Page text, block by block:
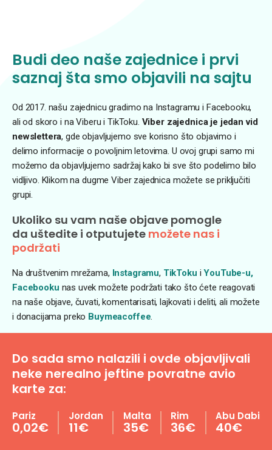
Budi deo naše zajednice i prvi
saznaj šta smo objavili na sajtu
Od 2017. našu zajednicu gradimo na Instagramu i Facebooku,
ali od skoro i na Viberu i TikToku. Viber zajednica je jedan vid
newslettera, gde objavljujemo sve korisno što objavimo i
delimo informacije o povoljnim letovima. U ovoj grupi samo mi
možemo da objavljujemo sadržaj kako bi sve što podelimo bilo
vidljivo. Klikom na dugme Viber zajednica možete se priključiti
grupi.
Ukoliko su vam naše objave pomogle
da uštedite i otputujete možete nas i
podržati
Na društvenim mrežama, Instagramu, TikToku iYouTube-u,
Facebooku nas uvek možete podržati tako što ćete reagovati
na naše objave, čuvati, komentarisati, lajkovati i deliti, ali možete
i donacijama preko Buymeacoffee
Do sada smo nalazili i ovde objavljivali
neke nerealno jeftine povratne avio
karte za:
Pariz
0,02€
Jordan
11€
Malta
35€
Rim
36€
Abu Dabi
40€